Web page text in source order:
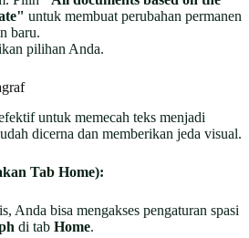
untuk membuat perubahan permanen
baru.
pilihan Anda.
untuk memecah teks menjadi
dicerna dan memberikan jeda visual.
Tab Home):
Anda bisa mengakses pengaturan spasi
di tab Home.